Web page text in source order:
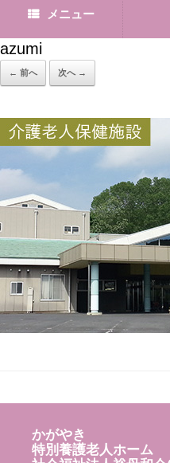
メニュー
azumi
← 前へ 次へ →
かがやき
特別養護老人ホーム